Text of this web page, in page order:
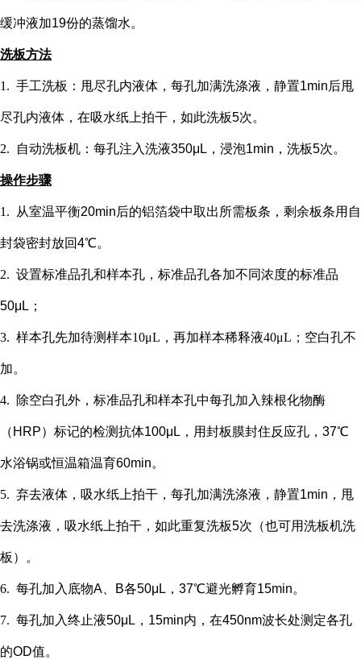
缓冲液加19份的蒸馏水。
洗板方法
1. 手工洗板：甩尽孔内液体，每孔加满洗涤液，静置1min后甩
尽孔内液体，在吸水纸上拍干，如此洗板5次。
2. 自动洗板机：每孔注入洗液350μL，浸泡1min，洗板5次。
操作步骤
1. 从室温平衡20min后的铝箔袋中取出所需板条，剩余板条用自
封袋密封放回4℃。
2. 设置标准品孔和样本孔 ，标准品孔各加不同浓度的标准品
50μL；
3. 样本孔先加待测样本10μL，再加样本稀释液40μL； 空白孔不
加。
4. 除空白孔外， 标准品孔和样本孔中每孔加入辣根化物酶
（ HRP）标记的检测抗体100μL，用封板膜封住反应孔，37℃
水浴锅或恒温箱温育60min。
5. 弃去液体，吸水纸上拍干，每孔加满洗涤液，静置1min，甩
去洗涤液，吸水纸上拍干，如此重复洗板5次（也可用洗板机洗
板）。
6. 每孔加入底物A、B各50μL，37℃避光孵育15min。
7. 每孔加入终止液50μL，15min内，在450nm波长处测定各孔
的OD值。